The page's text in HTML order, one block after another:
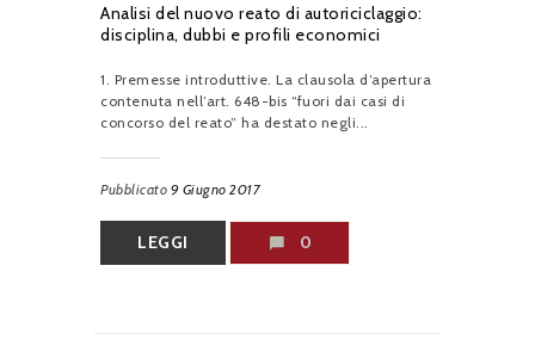
Analisi del nuovo reato di autoriciclaggio:
disciplina, dubbi e profili economici
1. Premesse introduttive. La clausola d’apertura
contenuta nell’art. 648-bis “fuori dai casi di
concorso del reato” ha destato negli...
Pubblicato 9 Giugno 2017
LEGGI 0